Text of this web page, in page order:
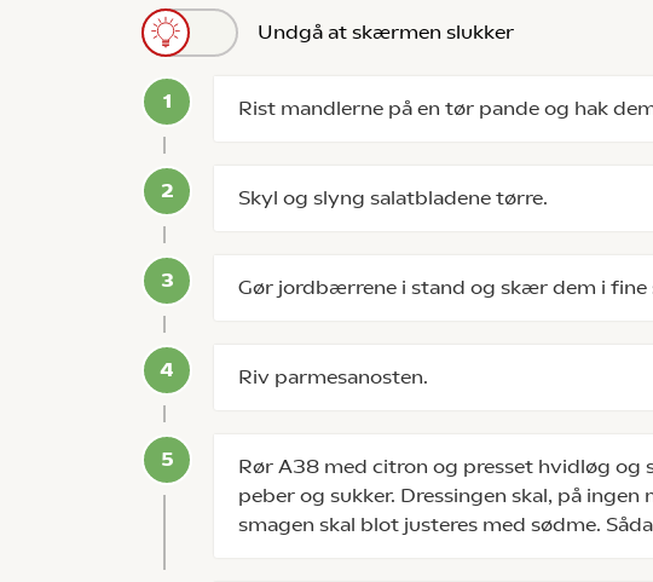
Undgå at skærmen slukker
Rist mandlerne på en tør pande og hak
Skyl og slyng salatbladene tørre.
Gør jordbærrene i stand og skær dem i
Riv parmesanosten.
Rør A38 med citron og presset hvidløg og
peber og sukker. Dressingen skal, på ingen
smagen skal blot justeres med sødme.